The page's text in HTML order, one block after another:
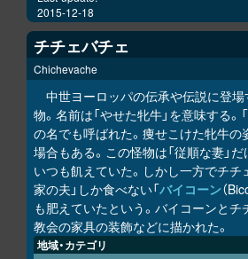
2015-12-18
チチェバチェ
Chichevache
中世ヨーロッパの伝承や伝説に登場
物。名前は「やせた牝牛」を意味する。
の名でも呼ばれた。痩せこけた牝牛の
場合もある。この怪物は「従順な妻」
いつも飢えていた。しかし一方でチチ
家の夫」しか食べない「バイコーン（
も肥えていたという。バイコーンと
教会の家具の装飾などに描かれた。
地域・カテゴリ